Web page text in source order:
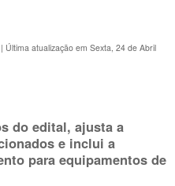
| Última atualização em Sexta, 24 de Abril
do edital, ajusta a
e inclui a
para equipamentos de